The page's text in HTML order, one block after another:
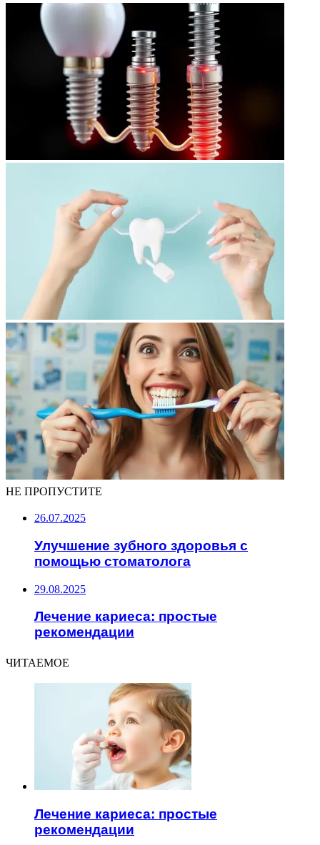
НЕ ПРОПУСТИТЕ
26.07.2025
Улучшение зубного здоровья с
помощью стоматолога
29.08.2025
Лечение кариеса: простые
рекомендации
ЧИТАЕМОЕ
Лечение кариеса: простые
рекомендации